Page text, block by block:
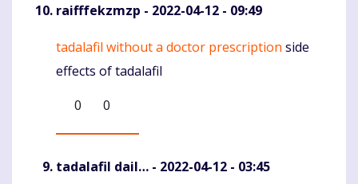
raifffekzmzp - 2022-04-12 - 09:49
Komentaras
tadalafil without a doctor prescription side
effects of tadalafil
0
0
tadalafil dail… - 2022-04-12 - 03:45